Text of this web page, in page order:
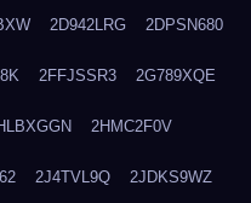
2D942LRG 2DPSN680
2FFJSSR3 2G789XQE
2HMC2F0V
2J4TVL9Q 2JDKS9WZ